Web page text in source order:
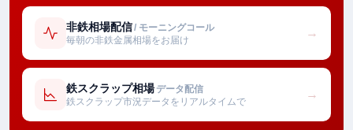
非鉄相場配信/ モーニングコール
毎朝の非鉄金属相場をお届け
→
鉄スクラップ相場 データ配信
鉄スクラップ市況データをリアルタイムで
→